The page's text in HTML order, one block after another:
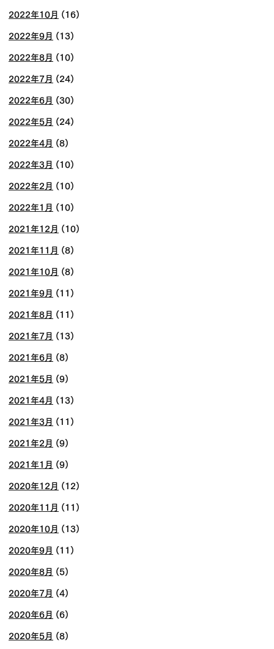
2022年10月 (16)
2022年9月 (13)
2022年8月 (10)
2022年7月 (24)
2022年6月 (30)
2022年5月 (24)
2022年4月 (8)
2022年3月 (10)
2022年2月 (10)
2022年1月 (10)
2021年12月 (10)
2021年11月 (8)
2021年10月 (8)
2021年9月 (11)
2021年8月 (11)
2021年7月 (13)
2021年6月 (8)
2021年5月 (9)
2021年4月 (13)
2021年3月 (11)
2021年2月 (9)
2021年1月 (9)
2020年12月 (12)
2020年11月 (11)
2020年10月 (13)
2020年9月 (11)
2020年8月 (5)
2020年7月 (4)
2020年6月 (6)
2020年5月 (8)